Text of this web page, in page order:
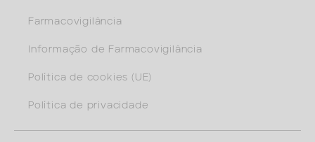
Farmacovigilância
Informação de Farmacovigilância
Política de cookies (UE)
Política de privacidade